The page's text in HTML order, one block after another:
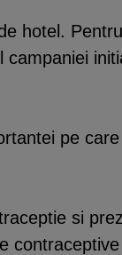
hotel.
campaniei
pe
si